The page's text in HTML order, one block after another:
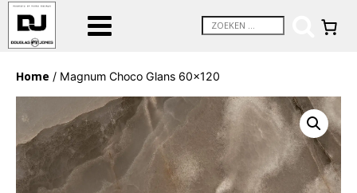
Home / Magnum Choco Glans 60×120